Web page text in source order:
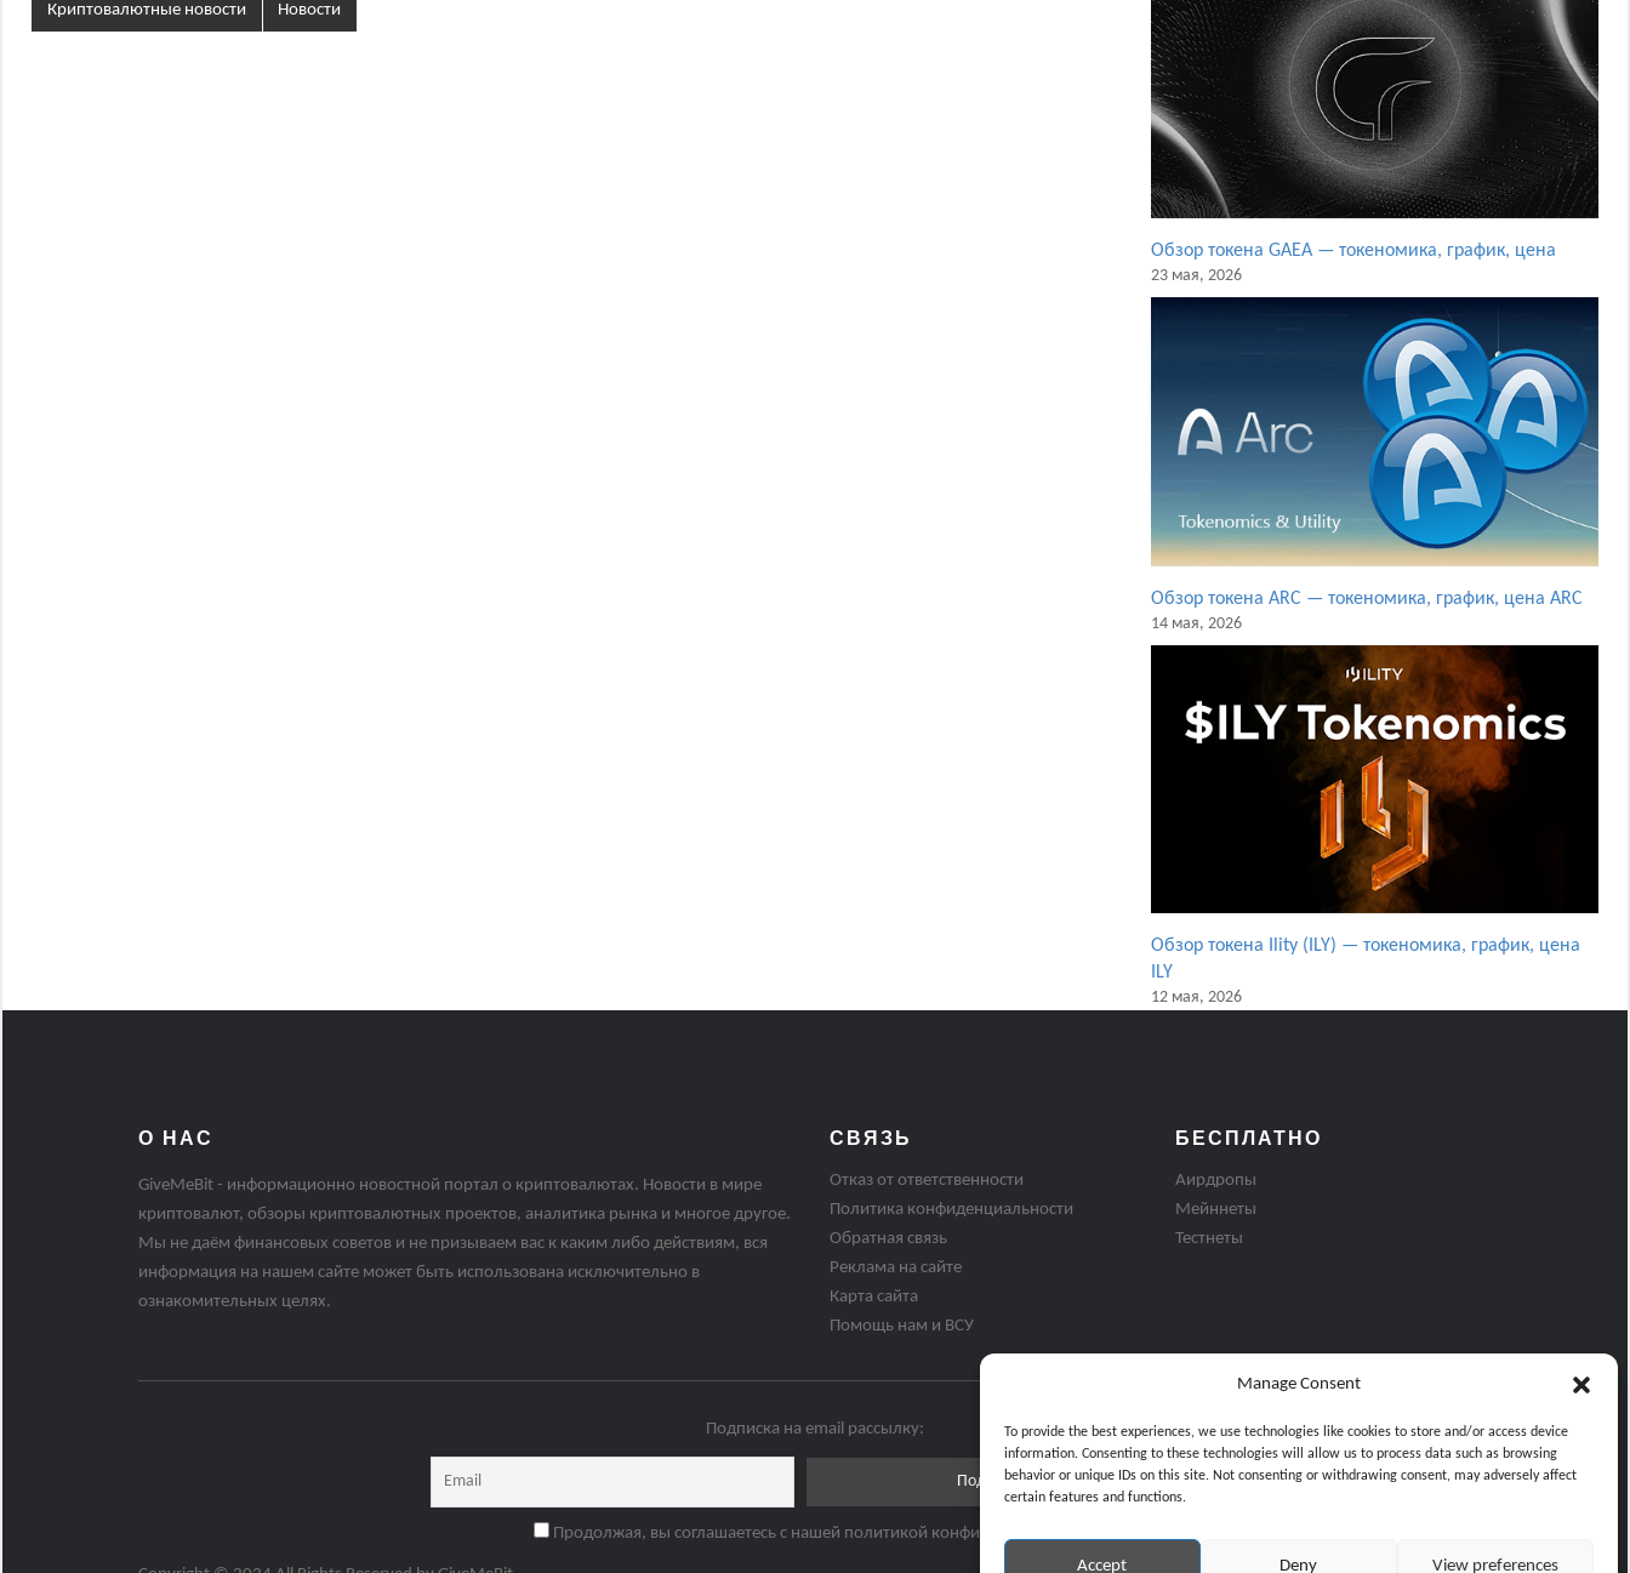
Manage Consent
To provide the best experiences, we use technologies like cookies to store and/or access device
information. Consenting to these technologies will allow us to process data such as browsing
behavior or unique IDs on this site. Not consenting or withdrawing consent, may adversely affect
certain features and functions.
Accept Deny View preferences
Криптовалютные новости Новости
Обзор токена GAEA — токеномика, график, цена
23 мая, 2026
Обзор токена ARC — токеномика, график, цена ARC
14 мая, 2026
Обзор токена Ility (ILY) — токеномика, график, цена
ILY
12 мая, 2026
О НАС
GiveMeBit - информационно новостной портал о криптовалютах. Новости в мире
криптовалют, обзоры криптовалютных проектов, аналитика рынка и многое другое.
Мы не даём финансовых советов и не призываем вас к каким либо действиям, вся
информация на нашем сайте может быть использована исключительно в
ознакомительных целях.
СВЯЗЬ
Отказ от ответственности
Политика конфиденциальности
Обратная связь
Реклама на сайте
Карта сайта
Помощь нам и ВСУ
БЕСПЛАТНО
Аирдропы
Мейннеты
Тестнеты
Подписка на email рассылку:
Продолжая, вы соглашаетесь с нашей политикой конфиденциальности